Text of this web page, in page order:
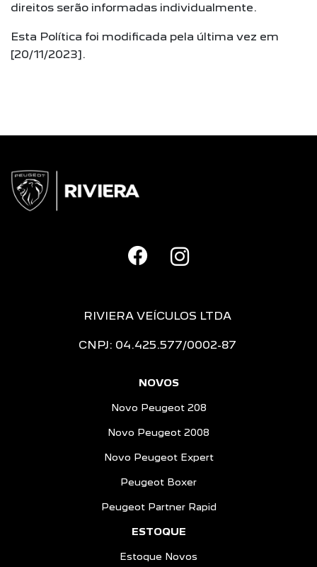
direitos serão informadas individualmente.
Esta Política foi modificada pela última vez em
[20/11/2023].
RIVIERA VEÍCULOS LTDA
CNPJ: 04.425.577/0002-87
NOVOS
Novo Peugeot 208
Novo Peugeot 2008
Novo Peugeot Expert
Peugeot Boxer
Peugeot Partner Rapid
ESTOQUE
Estoque Novos